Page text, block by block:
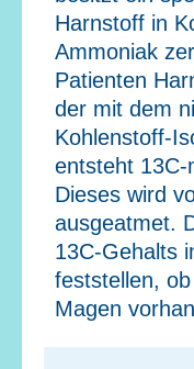
Harnstoff in
Ammoniak
Patienten
der mit dem
Kohlenstoff-
entsteht 13C-
Dieses wird
ausgeatmet.
13C-Gehalts
feststellen,
Magen